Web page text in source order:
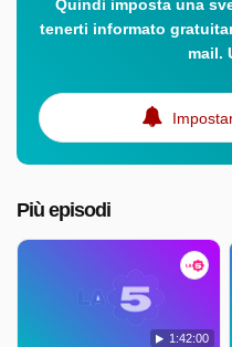
Quindi imposta una
tenerti informato
mail.
Più episodi
1:42:00